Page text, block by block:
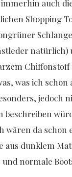
auch
Shopping
natürlich)
Chiffonstoff
was ich schon
jedoch
beschreiben
wären da schon
aus dunklem
und normale